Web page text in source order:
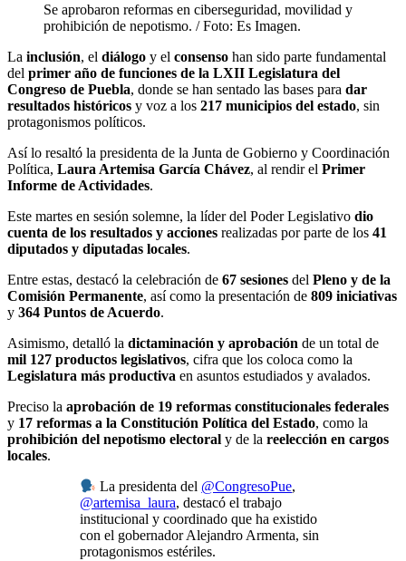
Se aprobaron reformas en ciberseguridad, movilidad y
prohibición de nepotismo. / Foto: Es Imagen.
La inclusión, el diálogo y el consenso han sido parte fundamental
del primer año de funciones de la LXII Legislatura del
Congreso de Puebla, donde se han sentado las bases para dar
resultados históricos y voz a los 217 municipios del estado, sin
protagonismos políticos.
Así lo resaltó la presidenta de la Junta de Gobierno y Coordinación
Política, Laura Artemisa García Chávez, al rendir el Primer
Informe de Actividades.
Este martes en sesión solemne, la líder del Poder Legislativo dio
cuenta de los resultados y acciones realizadas por parte de los 41
diputados y diputadas locales.
Entre estas, destacó la celebración de 67 sesiones del Pleno y de la
Comisión Permanente, así como la presentación de 809 iniciativas
y 364 Puntos de Acuerdo.
Asimismo, detalló la dictaminación y aprobación de un total de
mil 127 productos legislativos, cifra que los coloca como la
Legislatura más productiva en asuntos estudiados y avalados.
Preciso la aprobación de 19 reformas constitucionales federales
y 17 reformas a la Constitución Política del Estado, como la
prohibición del nepotismo electoral y de la reelección en cargos
locales.
La presidenta del @CongresoPue,
@artemisa_laura, destacó el trabajo
institucional y coordinado que ha existido
con el gobernador Alejandro Armenta, sin
protagonismos estériles.